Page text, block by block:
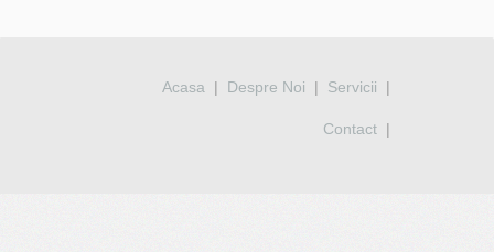
Acasa | Despre Noi | Servicii |
Contact |